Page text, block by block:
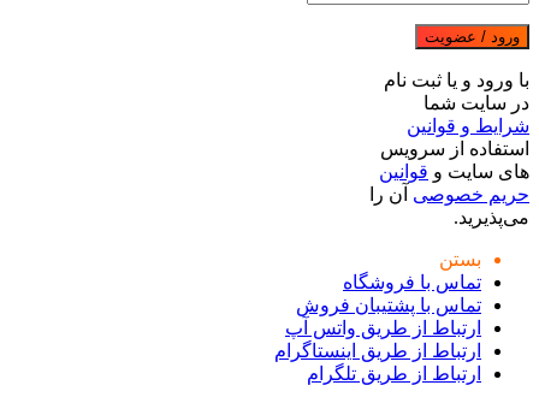
ورود / عضویت
با ورود و یا ثبت نام
در سایت شما
شرایط و قوانین
استفاده از سرویس
های سایت و قوانین
حریم خصوصی آن را
می‌پذیرید.
بستن
تماس با فروشگاه
تماس با پشتیبان فروش
ارتباط از طریق واتس آپ
ارتباط از طریق اینستاگرام
ارتباط از طریق تلگرام